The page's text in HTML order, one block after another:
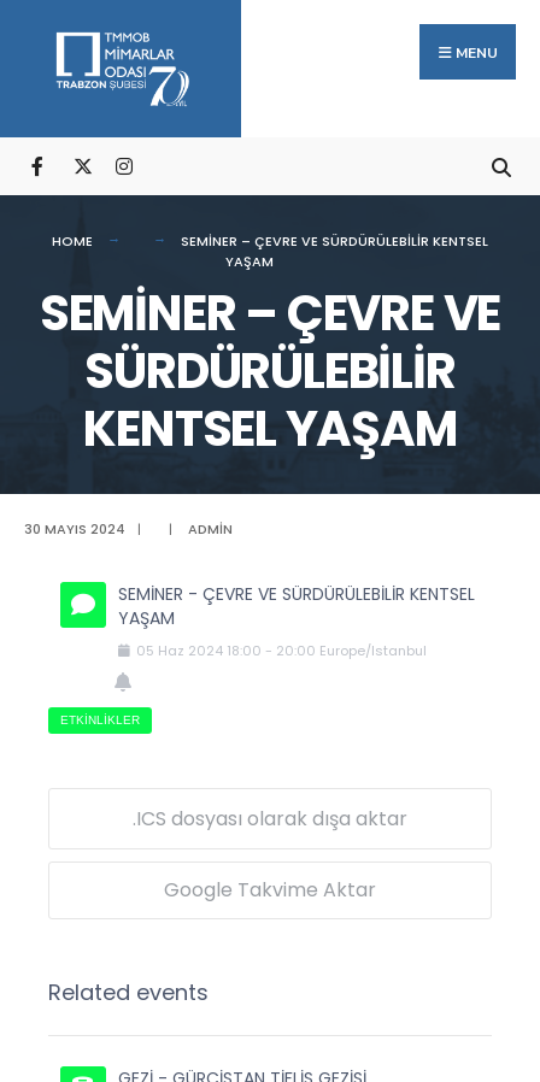
content
MENU
HOME
SEMİNER – ÇEVRE VE SÜRDÜRÜLEBİLİR KENTSEL
YAŞAM
SEMİNER – ÇEVRE VE
SÜRDÜRÜLEBİLİR
KENTSEL YAŞAM
30 MAYIS 2024 | | ADMIN
SEMİNER - ÇEVRE VE SÜRDÜRÜLEBİLİR KENTSEL
YAŞAM
05 Haz 2024 18:00 - 20:00 Europe/Istanbul
ETKINLIKLER
.ICS dosyası olarak dışa aktar
Google Takvime Aktar
Related events